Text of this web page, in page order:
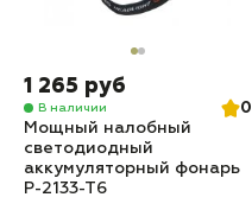
1 265 руб
В наличии
0
Мощный налобный
светодиодный
аккумуляторный фонарь
P-2133-T6